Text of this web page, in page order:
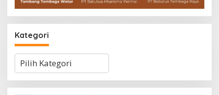
Kategori
Kategori